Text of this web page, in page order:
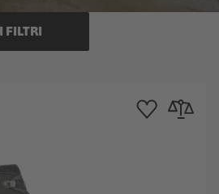
FILTRI
Aggiungi alla Lista
Aggiungi al